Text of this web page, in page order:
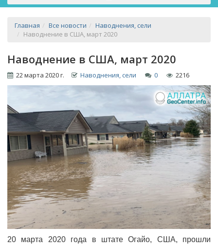
Главная Все новости
Наводнения, сели
Наводнение в США, март 2020
Наводнение в США, март 2020
22 марта 2020 г. Наводнения, сели 0 2216
20 марта 2020 года в штате Огайо, США, прошли